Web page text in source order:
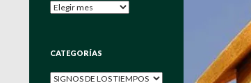
Archivos
CATEGORÍAS
Categorías